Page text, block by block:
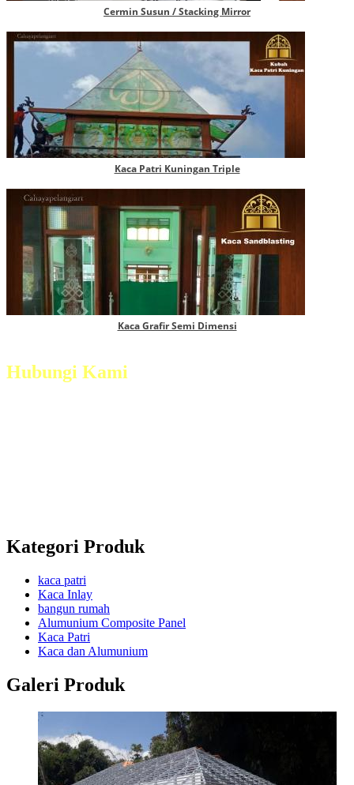
Cermin Susun / Stacking Mirror
Kaca Patri Kuningan Triple
Kaca Grafir Semi Dimensi
Hubungi Kami
Kategori Produk
kaca patri
Kaca Inlay
bangun rumah
Alumunium Composite Panel
Kaca Patri
Kaca dan Alumunium
Galeri Produk